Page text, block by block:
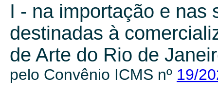
I - na importação e nas
destinadas à
de Arte do Rio de
pelo Convênio ICMS nº 19/